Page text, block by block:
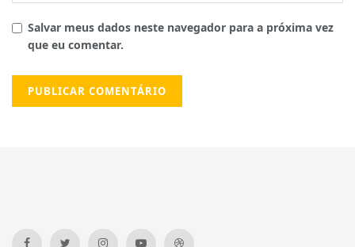
Salvar meus dados neste navegador para a próxima vez
que eu comentar.